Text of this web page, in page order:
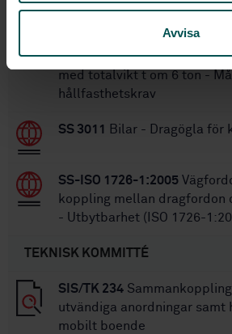
Avvisa
Bilar - Dragkulor
med koniskt fäste för
med totalvikt t om 6 ton -
hållfasthetskrav
SS 3011 Bilar - Dragögla för
SS-ISO 1726-1:2005
koppling mellan dragfordon
- Utbytbarhet (ISO 1726-
TEKNISK KOMMITTÉ
SIS/TK 234
utvändiga anordningar samt
mobilt boende